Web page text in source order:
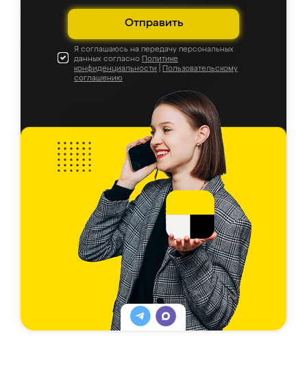
Отправить
Я соглашаюсь на передачу персональных
данных согласно Политике
конфиденциальности
Пользовательскому
соглашению